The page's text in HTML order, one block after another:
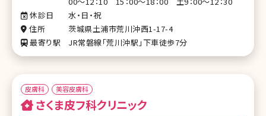
休診日
水・日・祝
住所
茨城県土浦市荒川沖西1-17-4
最寄り駅
JR常磐線「荒川沖駅」下車徒歩7分
皮膚科 美容皮膚科
さくま皮フ科クリニック